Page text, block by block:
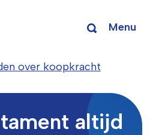
Menu
over koopkracht
altijd